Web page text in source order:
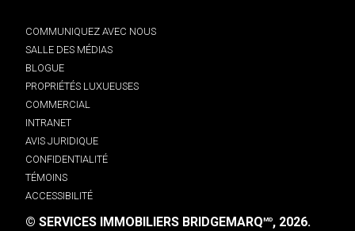
COMMUNIQUEZ AVEC NOUS
SALLE DES MÉDIAS
BLOGUE
PROPRIÉTÉS LUXUEUSES
COMMERCIAL
INTRANET
AVIS JURIDIQUE
CONFIDENTIALITÉ
TÉMOINS
ACCESSIBILITÉ
© SERVICES IMMOBILIERS BRIDGEMARQMD, 2026.